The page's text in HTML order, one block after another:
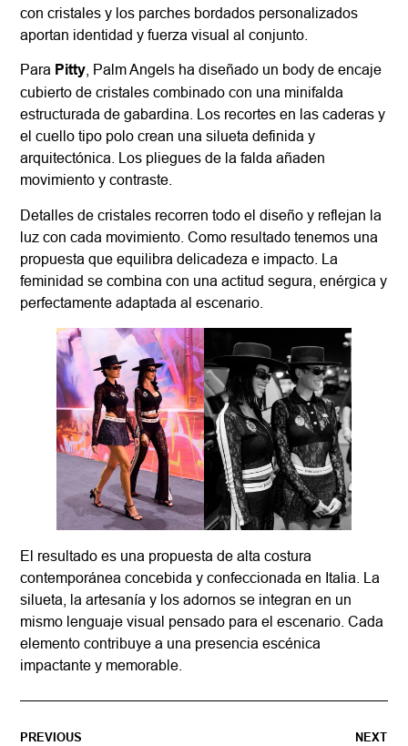
con cristales y los parches bordados personalizados
aportan identidad y fuerza visual al conjunto.
Para Pitty , Palm Angels ha diseñado un body de encaje
cubierto de cristales combinado con una minifalda
estructurada de gabardina. Los recortes en las caderas y
el cuello tipo polo crean una silueta definida y
arquitectónica. Los pliegues de la falda añaden
movimiento y contraste.
Detalles de cristales recorren todo el diseño y reflejan la
luz con cada movimiento. Como resultado tenemos una
propuesta que equilibra delicadeza e impacto. La
feminidad se combina con una actitud segura, enérgica y
perfectamente adaptada al escenario.
El resultado es una propuesta de alta costura
contemporánea concebida y confeccionada en Italia. La
silueta, la artesanía y los adornos se integran en un
mismo lenguaje visual pensado para el escenario. Cada
elemento contribuye a una presencia escénica
impactante y memorable.
PREVIOUS NEXT